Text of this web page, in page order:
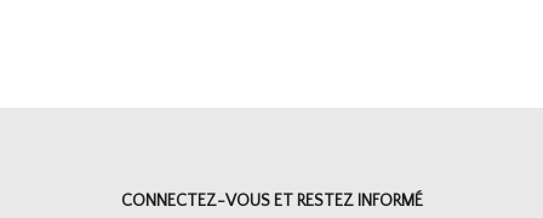
CONNECTEZ-VOUS ET RESTEZ INFORMÉ